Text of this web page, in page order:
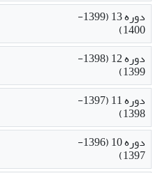
دوره 13 (1399-
1400)
دوره 12 (1398-
1399)
دوره 11 (1397-
1398)
دوره 10 (1396-
1397)